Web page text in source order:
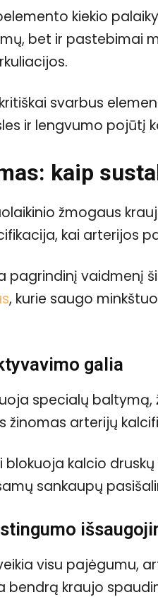
kiekio
bet ir pastebimai
svarbus
ir lengvumo pojūtį
kaip
žmogaus
kai arterijos
pagrindinį vaidmenį
, kurie saugo
galia
specialų baltymą,
žinomas arterijų
blokuoja kalcio
sankaupų
visu pajėgumu,
bendrą kraujo